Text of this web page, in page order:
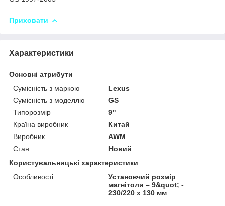
Приховати
Характеристики
Основні атрибути
Сумісність з маркою
Lexus
Сумісність з моделлю
GS
Типорозмір
9"
Країна виробник
Китай
Виробник
AWM
Стан
Новий
Користувальницькі характеристики
Особливості
Установчий розмір
магнітоли – 9&quot; -
230/220 x 130 мм